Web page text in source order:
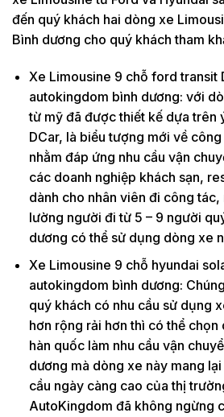
đến quý khách hai dòng xe
Bình dương cho quý khách tham
Xe Limousine 9 chỗ ford transit
autokingdom bình dương: với
từ mỹ đã được thiết kế dựa trên
DCar, là biểu tượng mới về
nhằm đáp ứng nhu cầu vận
các doanh nghiệp khách sạn,
dành cho nhân viên đi công
lường người đi từ 5 – 9 người
dương có thể sử dụng dòng xe
Xe Limousine 9 chỗ hyundai
autokingdom bình dương:
quý khách có nhu cầu sử dụng
hơn rộng rải hơn thì có thể
hàn quốc làm nhu cầu vận
dương mà dòng xe này mang
cầu ngày càng cao của thị
AutoKingdom đã không ngừng